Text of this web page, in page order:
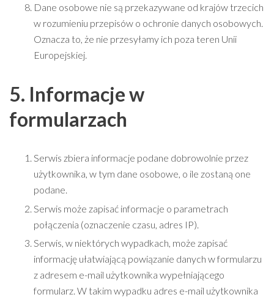
Dane osobowe nie są przekazywane od krajów trzecich
w rozumieniu przepisów o ochronie danych osobowych.
Oznacza to, że nie przesyłamy ich poza teren Unii
Europejskiej.
5. Informacje w
formularzach
Serwis zbiera informacje podane dobrowolnie przez
użytkownika, w tym dane osobowe, o ile zostaną one
podane.
Serwis może zapisać informacje o parametrach
połączenia (oznaczenie czasu, adres IP).
Serwis, w niektórych wypadkach, może zapisać
informację ułatwiającą powiązanie danych w formularzu
z adresem e-mail użytkownika wypełniającego
formularz. W takim wypadku adres e-mail użytkownika